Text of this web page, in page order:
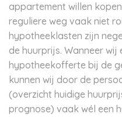
appartement willen
reguliere weg vaak niet
hypotheeklasten zijn
de huurprijs. Wanneer wij
hypotheekofferte bij de
kunnen wij door de
(overzicht huidige
prognose) vaak wél een